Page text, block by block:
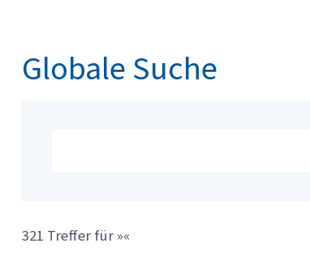
Globale Suche
321 Treffer für »«